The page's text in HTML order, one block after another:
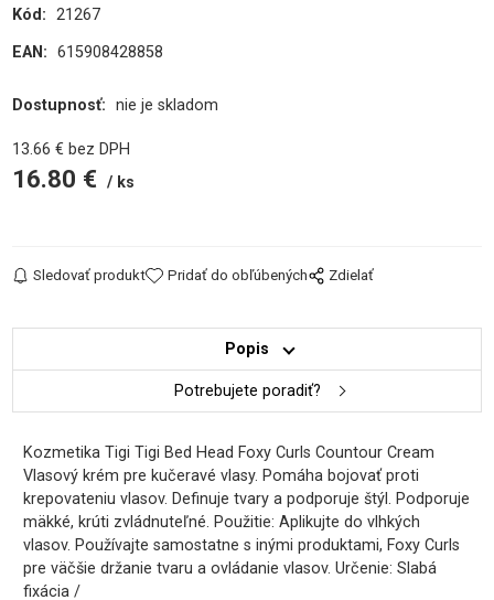
Kód: 21267
EAN: 615908428858
Dostupnosť: nie je skladom
13.66 € bez DPH
16.80 € ks
Sledovať produkt Pridať do obľúbených Zdielať
Popis
Potrebujete poradiť?
Kozmetika Tigi Tigi Bed Head Foxy Curls Countour Cream
Vlasový krém pre kučeravé vlasy. Pomáha bojovať proti
krepovateniu vlasov. Definuje tvary a podporuje štýl. Podporuje
mäkké, krúti zvládnuteľné. Použitie: Aplikujte do vlhkých
vlasov. Používajte samostatne s inými produktami, Foxy Curls
pre väčšie držanie tvaru a ovládanie vlasov. Určenie: Slabá
fixácia /